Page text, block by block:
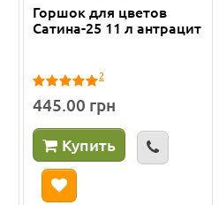
Горшок для цветов
Сатина-25 11 л антрацит
2
445.00 грн
Купить